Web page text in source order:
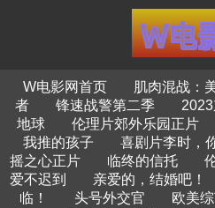
W电影网首页 肌肉混战：
者
锋速战警第二季
地球
伦理片郊外乐园正片
我推的孩子
喜剧片李时，
摇之心正片
临终的信托
爱不迟到
亲爱的，结婚吧！
临！
头号外交官
欧美